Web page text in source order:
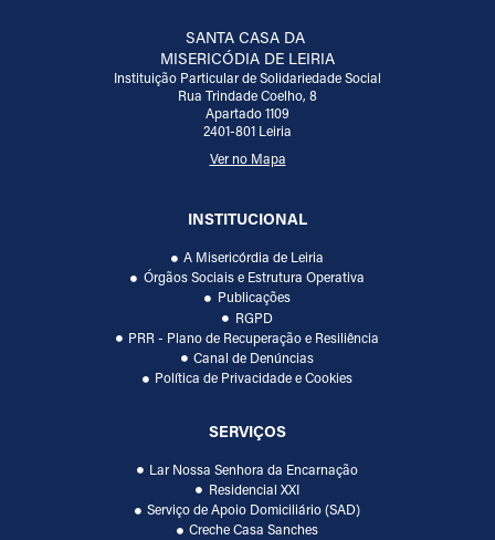
SANTA CASA DA
MISERICÓDIA DE LEIRIA
Instituição Particular de Solidariedade Social
Rua Trindade Coelho, 8
Apartado 1109
2401-801 Leiria
Ver no Mapa
INSTITUCIONAL
A Misericórdia de Leiria
Órgãos Sociais e Estrutura Operativa
Publicações
RGPD
PRR - Plano de Recuperação e Resiliência
Canal de Denúncias
Política de Privacidade e Cookies
SERVIÇOS
Lar Nossa Senhora da Encarnação
Residencial XXI
Serviço de Apoio Domiciliário (SAD)
Creche Casa Sanches